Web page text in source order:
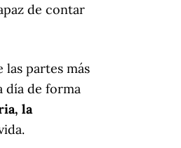
de contar
las partes más
día de forma
la